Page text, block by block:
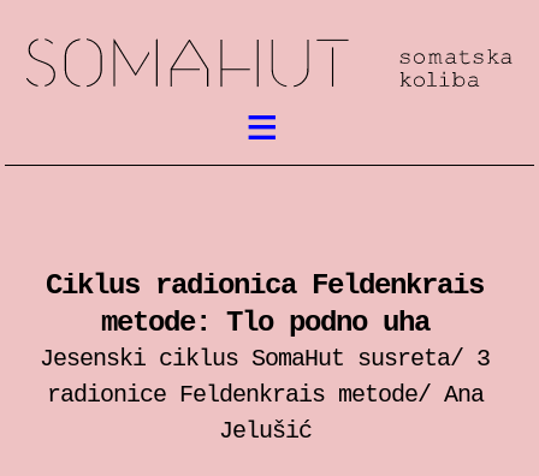
susreti / festival
radionice
predstave
Ciklus radionica Feldenkrais
metode: Tlo podno uha
Jesenski ciklus SomaHut susreta/ 3
radionice Feldenkrais metode/ Ana
Jelušić